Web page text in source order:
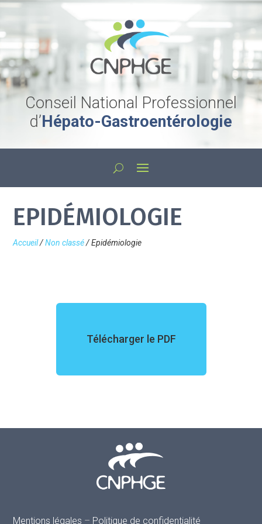
Conseil National Professionnel
d’Hépato-Gastroentérologie
EPIDÉMIOLOGIE
Accueil/Non classé/Epidémiologie
Télécharger le PDF
Mentions légales – Politique de confidentialité